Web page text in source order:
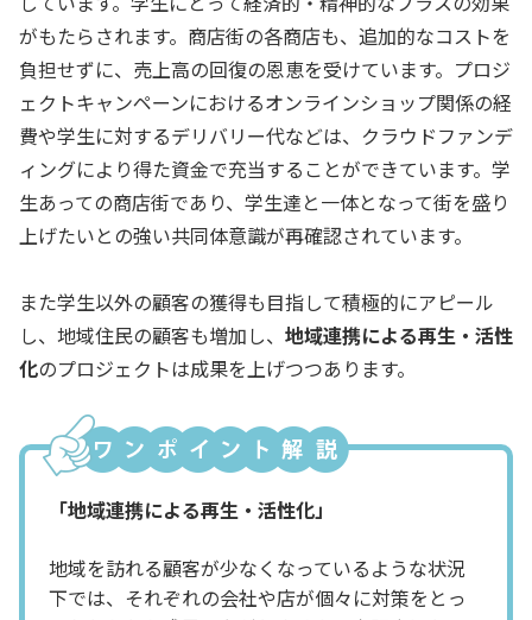
がもたらされます。商店街の各商店も、追加的なコストを
負担せずに、売上高の回復の恩恵を受けています。プロジ
ェクトキャンペーンにおけるオンラインショップ関係の経
費や学生に対するデリバリー代などは、クラウドファンデ
ィングにより得た資金で充当することができています。学
生あっての商店街であり、学生達と一体となって街を盛り
上げたいとの強い共同体意識が再確認されています。
また学生以外の顧客の獲得も目指して積極的にアピール
し、地域住民の顧客も増加し、 地域連携による再生・活性
化のプロジェクトは成果を上げつつあります。
「地域連携による再生・活性化」
地域を訪れる顧客が少なくなっているような状況
下では、それぞれの会社や店が個々に対策をとっ